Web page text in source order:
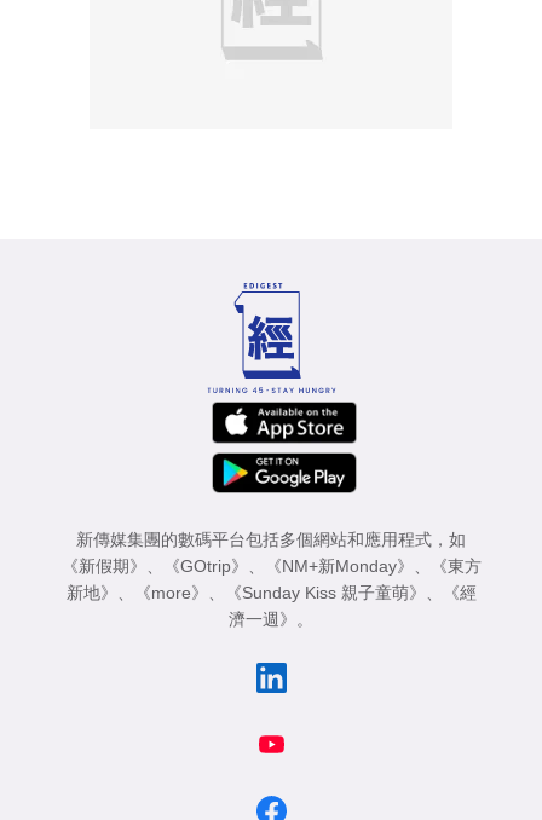
新傳媒集團的數碼平台包括多個網站和應用程式，如
《新假期》
《GOtrip》 《NM+新Monday》
《東方
新地》
《more》 《Sunday Kiss 親子童萌》
《經
濟一週》
。